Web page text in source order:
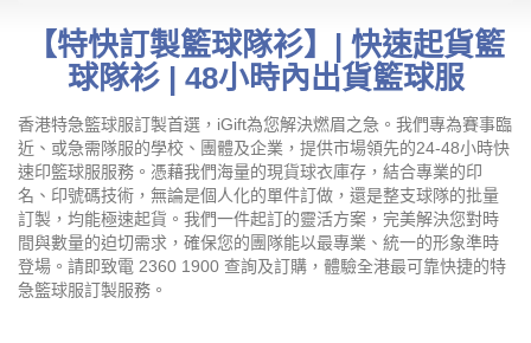
【特快訂製籃球隊衫】| 快速起貨籃
球隊衫 | 48小時內出貨籃球服
香港特急籃球服訂製首選，iGift為您解決燃眉之急。我們專為賽事臨
近、或急需隊服的學校、團體及企業，提供市場領先的24-48小時快
速印籃球服服務。憑藉我們海量的現貨球衣庫存，結合專業的印
名、印號碼技術，無論是個人化的單件訂做，還是整支球隊的批量
訂製，均能極速起貨。我們一件起訂的靈活方案，完美解決您對時
間與數量的迫切需求，確保您的團隊能以最專業、統一的形象準時
登場。請即致電 2360 1900 查詢及訂購，體驗全港最可靠快捷的特
急籃球服訂製服務。